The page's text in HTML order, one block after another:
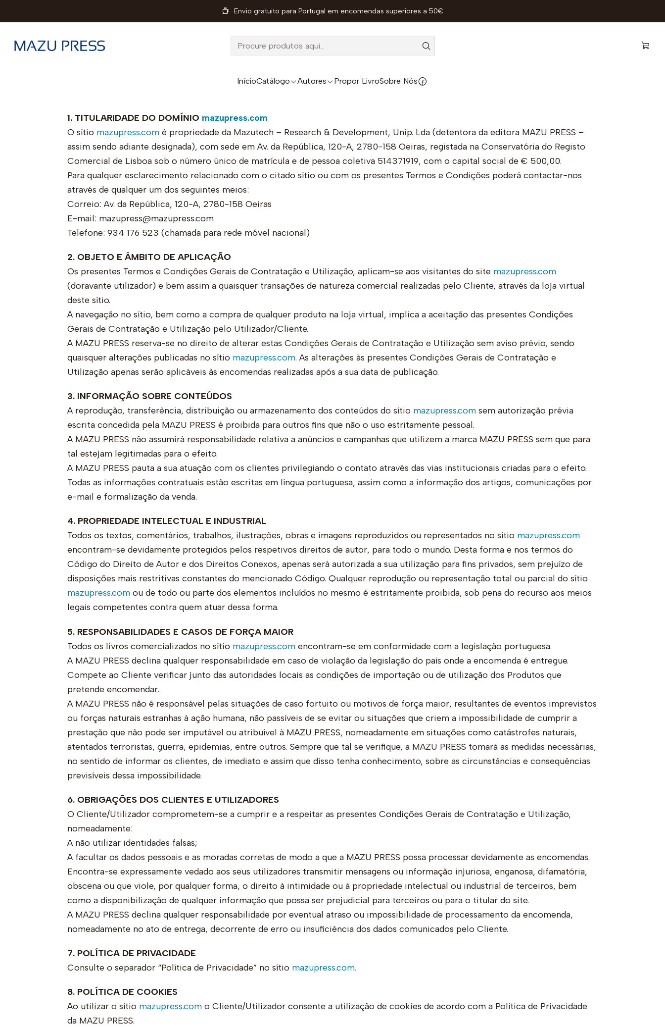
InícioCatálogo Autores Propor LivroSobre Nós
Envio gratuito para Portugal em encomendas superiores a 50€
Termos e Condições
1. TITULARIDADE DO DOMÍNIO mazupress.com
O sítio mazupress.comé propriedade da Mazutech – Research & Development, Unip. Lda (detentora da editora MAZU PRESS –
assim sendo adiante designada), com sede em Av. da República, 120-A, 2780-158 Oeiras, registada na Conservatória do Registo
Comercial de Lisboa sob o número único de matrícula e de pessoa coletiva 514371919, com o capital social de € 500,00.
Para qualquer esclarecimento relacionado com o citado sítio ou com os presentes Termos e Condições poderá contactar-nos
através de qualquer um dos seguintes meios:
Correio: Av. da República, 120-A, 2780-158 Oeiras
E-mail: mazupress@mazupress.com
Telefone: 934 176 523 (chamada para rede móvel nacional)
2. OBJETO E ÂMBITO DE APLICAÇÃO
Os presentes Termos e Condições Gerais de Contratação e Utilização, aplicam-se aos visitantes do site mazupress.com
(doravante utilizador) e bem assim a quaisquer transações de natureza comercial realizadas pelo Cliente, através da loja virtual
deste sítio.
A navegação no sítio, bem como a compra de qualquer produto na loja virtual, implica a aceitação das presentes Condições
Gerais de Contratação e Utilização pelo Utilizador/Cliente.
A MAZU PRESS reserva-se no direito de alterar estas Condições Gerais de Contratação e Utilização sem aviso prévio, sendo
quaisquer alterações publicadas no sítio mazupress.com. As alterações às presentes Condições Gerais de Contratação e
Utilização apenas serão aplicáveis às encomendas realizadas após a sua data de publicação.
3. INFORMAÇÃO SOBRE CONTEÚDOS
A reprodução, transferência, distribuição ou armazenamento dos conteúdos do sítio mazupress.comsem autorização prévia
escrita concedida pela MAZU PRESS é proibida para outros fins que não o uso estritamente pessoal.
A MAZU PRESS não assumirá responsabilidade relativa a anúncios e campanhas que utilizem a marca MAZU PRESS sem que para
tal estejam legitimadas para o efeito.
A MAZU PRESS pauta a sua atuação com os clientes privilegiando o contato através das vias institucionais criadas para o efeito.
Todas as informações contratuais estão escritas em língua portuguesa, assim como a informação dos artigos, comunicações por
e-mail e formalização da venda.
4. PROPRIEDADE INTELECTUAL E INDUSTRIAL
Todos os textos, comentários, trabalhos, ilustrações, obras e imagens reproduzidos ou representados no sítio mazupress.com
encontram-se devidamente protegidos pelos respetivos direitos de autor, para todo o mundo. Desta forma e nos termos do
Código do Direito de Autor e dos Direitos Conexos, apenas será autorizada a sua utilização para fins privados, sem prejuízo de
disposições mais restritivas constantes do mencionado Código. Qualquer reprodução ou representação total ou parcial do sítio
mazupress.comou de todo ou parte dos elementos incluídos no mesmo é estritamente proibida, sob pena do recurso aos meios
legais competentes contra quem atuar dessa forma.
5. RESPONSABILIDADES E CASOS DE FORÇA MAIOR
Todos os livros comercializados no sítio mazupress.comencontram-se em conformidade com a legislação portuguesa.
A MAZU PRESS declina qualquer responsabilidade em caso de violação da legislação do país onde a encomenda é entregue.
Compete ao Cliente verificar junto das autoridades locais as condições de importação ou de utilização dos Produtos que
pretende encomendar.
A MAZU PRESS não é responsável pelas situações de caso fortuito ou motivos de força maior, resultantes de eventos imprevistos
ou forças naturais estranhas à ação humana, não passíveis de se evitar ou situações que criem a impossibilidade de cumprir a
prestação que não pode ser imputável ou atribuível à MAZU PRESS, nomeadamente em situações como catástrofes naturais,
atentados terroristas, guerra, epidemias, entre outros. Sempre que tal se verifique, a MAZU PRESS tomará as medidas necessárias,
no sentido de informar os clientes, de imediato e assim que disso tenha conhecimento, sobre as circunstâncias e consequências
previsíveis dessa impossibilidade.
6. OBRIGAÇÕES DOS CLIENTES E UTILIZADORES
O Cliente/Utilizador comprometem-se a cumprir e a respeitar as presentes Condições Gerais de Contratação e Utilização,
nomeadamente:
A não utilizar identidades falsas;
A facultar os dados pessoais e as moradas corretas de modo a que a MAZU PRESS possa processar devidamente as encomendas.
Encontra-se expressamente vedado aos seus utilizadores transmitir mensagens ou informação injuriosa, enganosa, difamatória,
obscena ou que viole, por qualquer forma, o direito à intimidade ou à propriedade intelectual ou industrial de terceiros, bem
como a disponibilização de qualquer informação que possa ser prejudicial para terceiros ou para o titular do site.
A MAZU PRESS declina qualquer responsabilidade por eventual atraso ou impossibilidade de processamento da encomenda,
nomeadamente no ato de entrega, decorrente de erro ou insuficiência dos dados comunicados pelo Cliente.
7. POLÍTICA DE PRIVACIDADE
Consulte o separador “Política de Privacidade” no sítio mazupress.com.
8. POLÍTICA DE COOKIES
Ao utilizar o sítio mazupress.como Cliente/Utilizador consente a utilização de cookies de acordo com a Política de Privacidade
da MAZU PRESS.